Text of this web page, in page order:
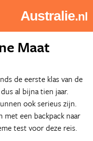
Australie.nl
Maat
de eerste klas van de
al bijna tien jaar.
ook serieus zijn.
met een backpack naar
test voor deze reis.